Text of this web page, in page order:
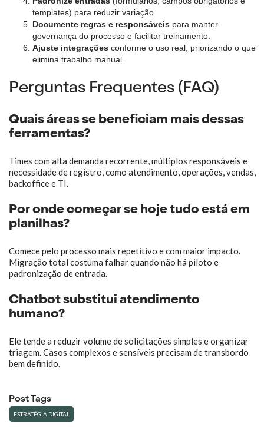
templates) para reduzir variação.
Documente regras e responsáveis para manter
governança do processo e facilitar treinamento.
Ajuste integrações conforme o uso real, priorizando o que
elimina trabalho manual.
Perguntas Frequentes (FAQ)
Quais áreas se beneficiam mais dessas
ferramentas?
Times com alta demanda recorrente, múltiplos responsáveis e
necessidade de registro, como atendimento, operações, vendas,
backoffice e TI.
Por onde começar se hoje tudo está em
planilhas?
Comece pelo processo mais repetitivo e com maior impacto.
Migração total costuma falhar quando não há piloto e
padronização de entrada.
Chatbot substitui atendimento
humano?
Ele tende a reduzir volume de solicitações simples e organizar
triagem. Casos complexos e sensíveis precisam de transbordo
bem definido.
Post Tags
ESTRATÉGIA DIGITAL